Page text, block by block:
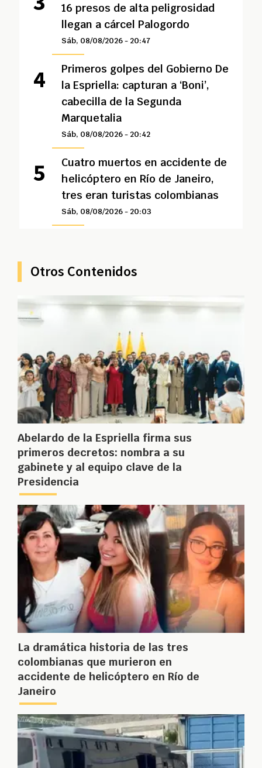
16 presos de alta peligrosidad
llegan a cárcel Palogordo
Sáb, 08/08/2026 - 20:47
Primeros golpes del Gobierno De
la Espriella: capturan a ‘Boni’,
cabecilla de la Segunda
Marquetalia
Sáb, 08/08/2026 - 20:42
Cuatro muertos en accidente de
helicóptero en Río de Janeiro,
tres eran turistas colombianas
Sáb, 08/08/2026 - 20:03
Otros Contenidos
Abelardo de la Espriella firma sus
primeros decretos: nombra a su
gabinete y al equipo clave de la
Presidencia
La dramática historia de las tres
colombianas que murieron en
accidente de helicóptero en Río de
Janeiro